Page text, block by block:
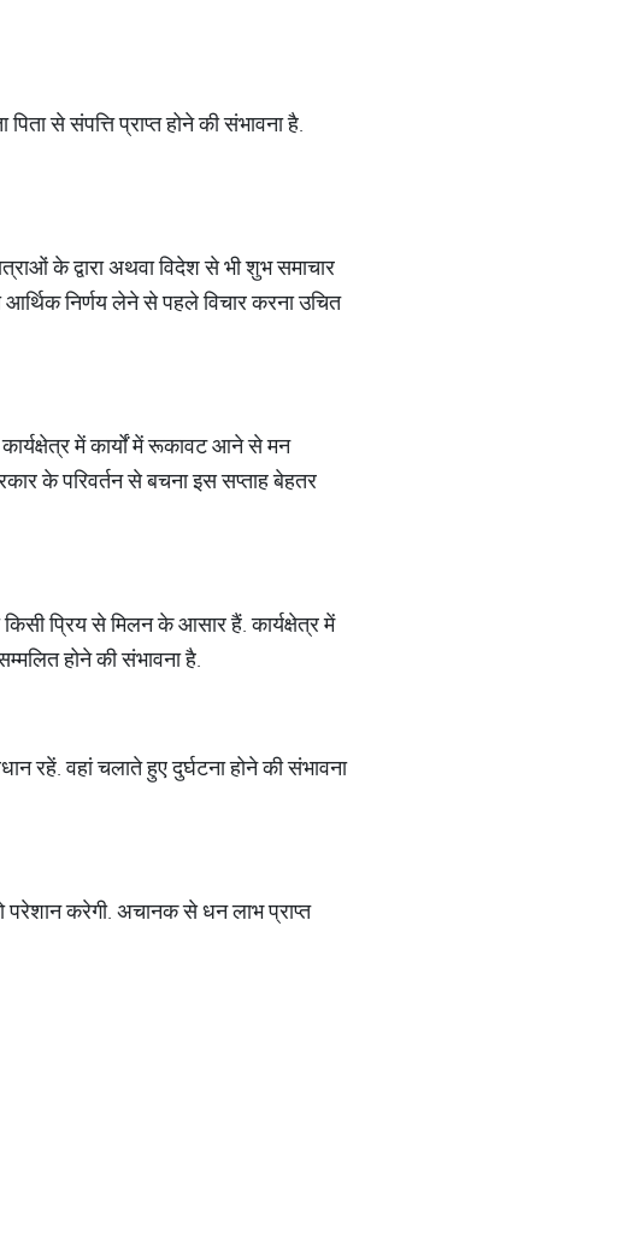
से संपत्ति प्राप्त होने की संभावना है.
के द्वारा अथवा विदेश से भी शुभ समाचार
निर्णय लेने से पहले विचार करना उचित
में कार्यों में रूकावट आने से मन
के परिवर्तन से बचना इस सप्ताह बेहतर
प्रिय से मिलन के आसार हैं. कार्यक्षेत्र में
होने की संभावना है.
रहें. वहां चलाते हुए दुर्घटना होने की संभावना
परेशान करेगी. अचानक से धन लाभ प्राप्त